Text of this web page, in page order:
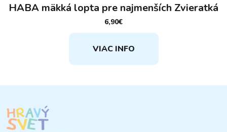
HABA mäkká lopta pre najmenších Zvieratká
6,90€
VIAC INFO